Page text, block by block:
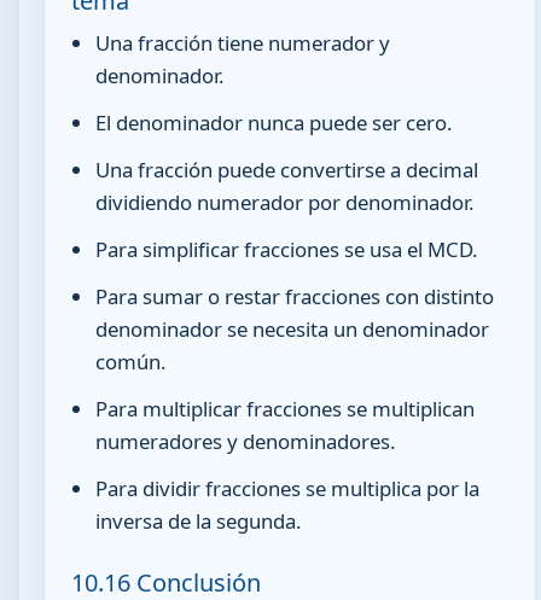
Una fracción tiene numerador y
denominador.
El denominador nunca puede ser cero.
Una fracción puede convertirse a decimal
dividiendo numerador por denominador.
Para simplificar fracciones se usa el MCD.
Para sumar o restar fracciones con distinto
denominador se necesita un denominador
común.
Para multiplicar fracciones se multiplican
numeradores y denominadores.
Para dividir fracciones se multiplica por la
inversa de la segunda.
10.16 Conclusión